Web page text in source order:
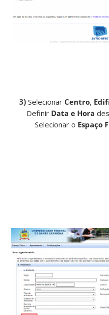
3)Selecionar Centro,
Definir Data e Hora
Selecionar o Espaço